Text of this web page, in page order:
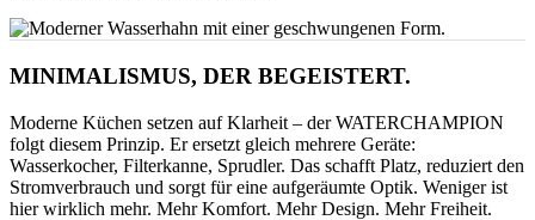
MINIMALISMUS, DER BEGEISTERT.
Moderne Küchen setzen auf Klarheit – der WATERCHAMPION
folgt diesem Prinzip. Er ersetzt gleich mehrere Geräte:
Wasserkocher, Filterkanne, Sprudler. Das schafft Platz, reduziert den
Stromverbrauch und sorgt für eine aufgeräumte Optik. Weniger ist
hier wirklich mehr. Mehr Komfort. Mehr Design. Mehr Freiheit.